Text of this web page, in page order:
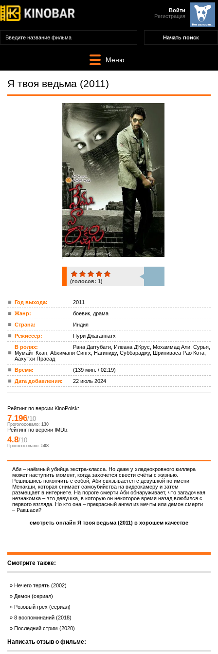
Войти
Регистрация
Меню
Я твоя ведьма (2011)
ком.
(голосов: 1)
Год выхода:
2011
Жанр:
боевик, драма
Страна:
Индия
Режиссер:
Пури Джаганнатх
В ролях:
Рана Даггубати, Илеана Д'Крус, Мохаммад Али, Сурья,
Мумайт Кхан, Абхимани Сингх, Нагиниду, Суббараджу, Шриниваса Рао Кота,
Аахутхи Прасад
Время:
(139 мин. / 02:19)
Дата добавления:
22 июль 2024
Рейтинг по версии KinoPoisk:
7.196/10
Проголосовало: 130
Рейтинг по версии IMDb:
4.8/10
Проголосовало: 508
Аби – наёмный убийца экстра-класса. Но даже у хладнокровного киллера
может наступить момент, когда захочется свести счёты с жизнью.
Решившись покончить с собой, Аби связывается с девушкой по имени
Менакши, которая снимает самоубийства на видеокамеру и затем
размещает в интернете. На пороге смерти Аби обнаруживает, что загадочная
незнакомка – это девушка, в которую он некоторое время назад влюбился с
первого взгляда. Но кто она – прекрасный ангел из мечты или демон смерти
– Ракшаси?
смотреть онлайн Я твоя ведьма (2011) в хорошем качестве
Смотрите также:
Нечего терять (2002)
Демон (сериал)
Розовый грех (сериал)
8 воспоминаний (2018)
Последний стрим (2020)
Написать отзыв о фильме: